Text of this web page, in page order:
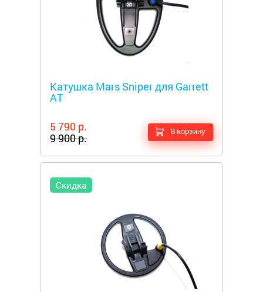
Катушка Mars Sniper для Garrett
AT
5 790 р.
9 900 р.
В корзину
Скидка